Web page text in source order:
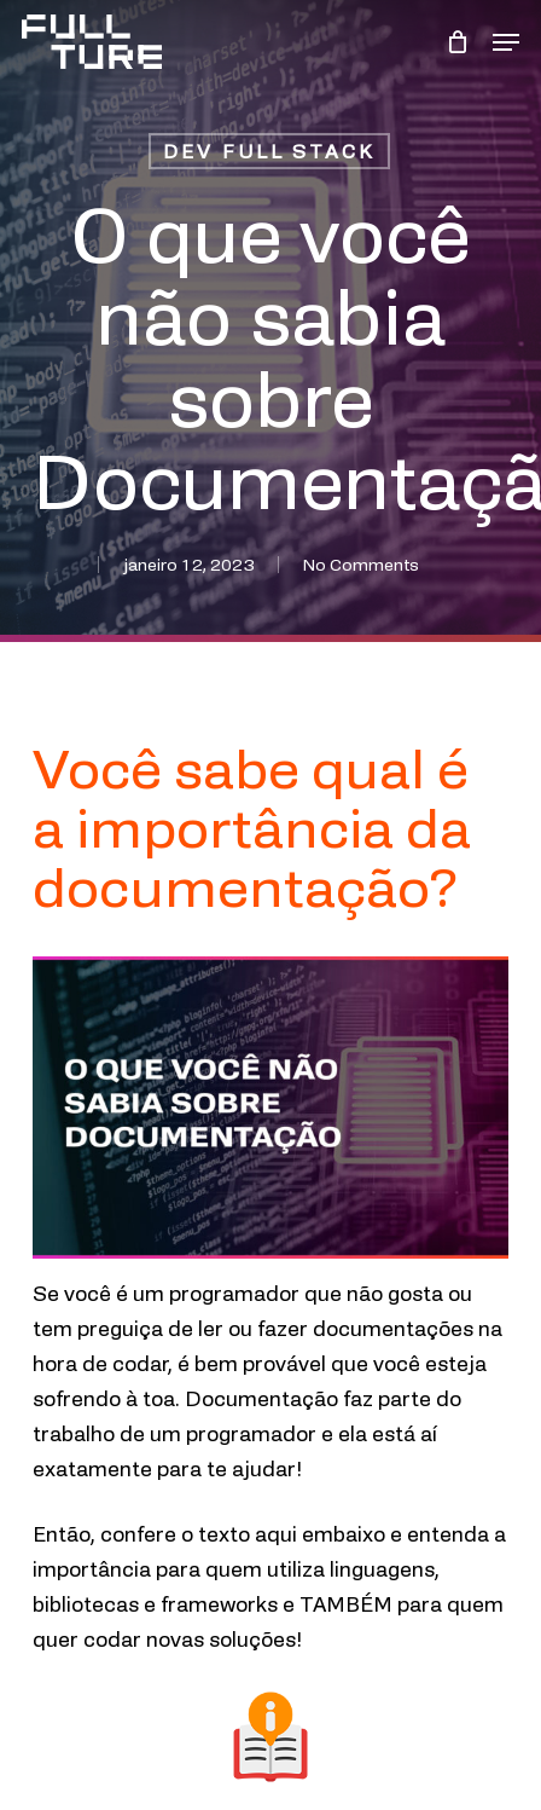
Skip
to
main
content
DEV FULL STACK
O que você
não sabia
sobre
janeiro 12, 2023 No Comments
Você sabe qual é
a importância da
documentação?
Se você é um programador que não gosta ou
tem preguiça de ler ou fazer documentações na
hora de codar, é bem provável que você esteja
sofrendo à toa. Documentação faz parte do
trabalho de um programador e ela está aí
exatamente para te ajudar!
Então, confere o texto aqui embaixo e entenda a
importância para quem utiliza linguagens,
bibliotecas e frameworks e TAMBÉM para quem
quer codar novas soluções!
Close
Menu